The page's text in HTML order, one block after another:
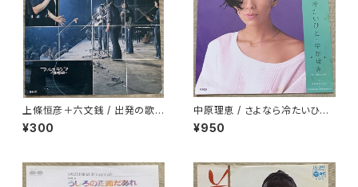
上條恒彦＋六文銭 / 出発の歌 -
失なわれた時を求めて-
¥300
中原理恵 / さよなら冷たいひと
プロモ
¥950